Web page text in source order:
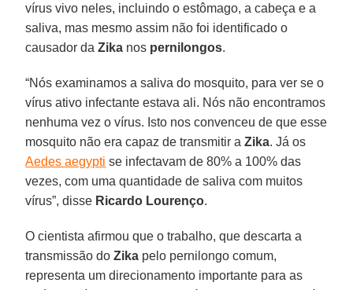
vírus vivo neles, incluindo o estômago, a cabeça e a
saliva, mas mesmo assim não foi identificado o
causador daZika nos pernilongos.
“Nós examinamos a saliva do mosquito, para ver se o
vírus ativo infectante estava ali. Nós não encontramos
nenhuma vez o vírus. Isto nos convenceu de que esse
mosquito não era capaz de transmitir aZika. Já os
Aedes aegypti se infectavam de 80% a 100% das
vezes, com uma quantidade de saliva com muitos
vírus”, disse Ricardo Lourenço.
O cientista afirmou que o trabalho, que descarta a
transmissão doZika pelo pernilongo comum,
representa um direcionamento importante para as